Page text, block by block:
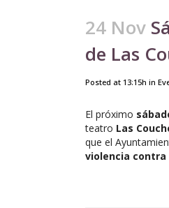
24 Nov
de Las
Posted at 13:15h in
El próximo
teatro Las
que el
violencia contra